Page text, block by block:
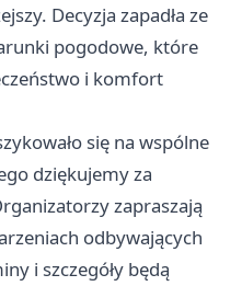
Decyzja zapadła ze
pogodowe, które
i komfort
się na wspólne
dziękujemy za
zapraszają
odbywających
i szczegóły będą